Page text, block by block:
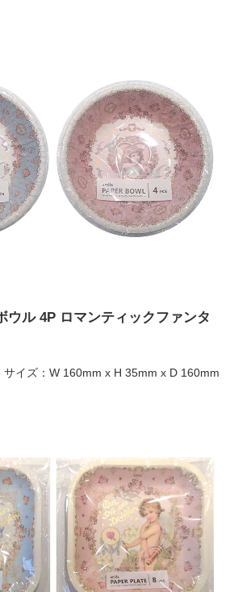
ウル 4P ロマンティックファンタ
イズ：W 160mm x H 35mm x D 160mm